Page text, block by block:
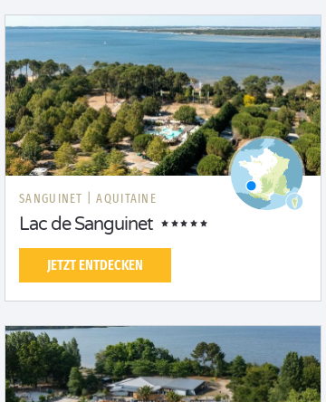
SANGUINET | AQUITAINE
Lac de Sanguinet
JETZT ENTDECKEN